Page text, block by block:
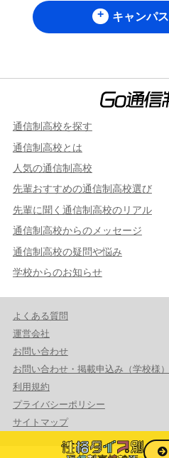
キャンパ
通信制高校を探す
通信制高校とは
人気の通信制高校
先輩おすすめの通信制高校選び
先輩に聞く通信制高校のリアル
通信制高校からのメッセージ
通信制高校の疑問や悩み
学校からのお知らせ
よくある質問
運営会社
お問い合わせ
お問い合わせ・掲載申込み（学校様）
利用規約
プライバシーポリシー
サイトマップ